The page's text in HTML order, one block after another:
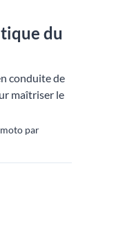
du
conduite de
maîtriser le
par